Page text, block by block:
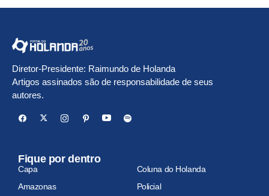
Diretor-Presidente: Raimundo de Holanda
Artigos assinados são de responsabilidade de seus
autores.
Fique por dentro
Capa
Coluna do Holanda
Amazonas
Policial